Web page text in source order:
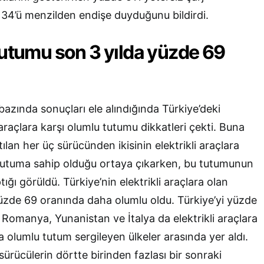
menzilden endişe duyduğunu bildirdi.
son 3 yılda yüzde 69
sonuçları ele alındığında Türkiye’deki
karşı olumlu tutumu dikkatleri çekti. Buna
her üç sürücünden ikisinin elektrikli araçlara
sahip olduğu ortaya çıkarken, bu tutumunun
görüldü. Türkiye’nin elektrikli araçlara olan
69 oranında daha olumlu oldu. Türkiye’yi yüzde
Yunanistan ve İtalya da elektrikli araçlara
olumlu tutum sergileyen ülkeler arasında yer aldı.
dörtte birinden fazlası bir sonraki